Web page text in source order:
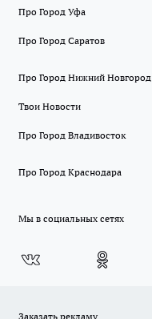
Про Город Уфа
Про Город Саратов
Про Город Нижний Новгород
Твои Новости
Про Город Владивосток
Про Город Краснодара
Мы в социальных сетях
Заказать рекламу